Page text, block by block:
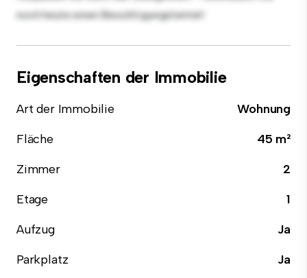
noch heute einen Besichtigungstermin!
Eigenschaften der Immobilie
Art der Immobilie
Wohnung
Fläche
45 m²
Zimmer
2
Etage
1
Aufzug
Ja
Parkplatz
Ja